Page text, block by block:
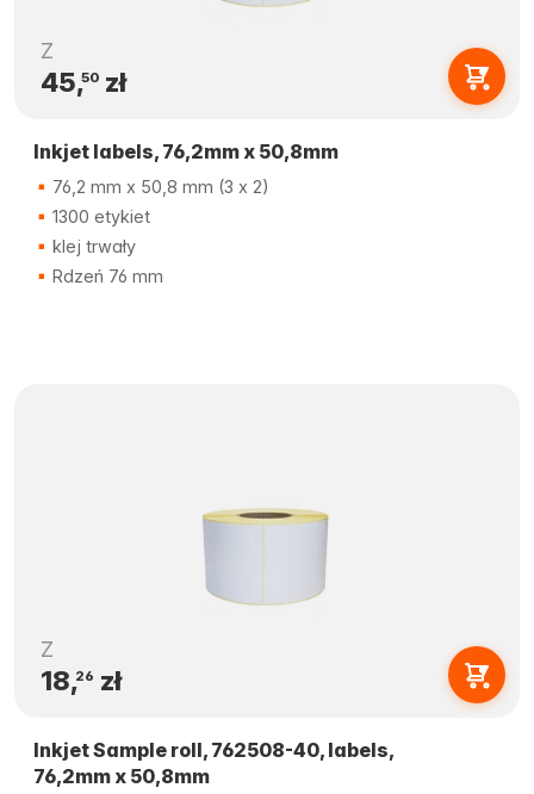
Z
45,50zł
Inkjet labels, 76,2mm x 50,8mm
76,2 mm x 50,8 mm (3 x 2)
1300 etykiet
klej trwały
Rdzeń 76 mm
Z
18,26 zł
Inkjet Sample roll, 762508-40, labels,
76,2mm x 50,8mm